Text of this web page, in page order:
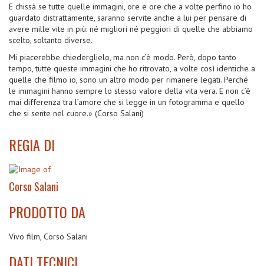
E chissà se tutte quelle immagini, ore e ore che a volte perfino io ho
guardato distrattamente, saranno servite anche a lui per pensare di
avere mille vite in più: né migliori né peggiori di quelle che abbiamo
scelto, soltanto diverse.
Mi piacerebbe chiederglielo, ma non c’è modo. Però, dopo tanto
tempo, tutte queste immagini che ho ritrovato, a volte così identiche a
quelle che filmo io, sono un altro modo per rimanere legati. Perché
le immagini hanno sempre lo stesso valore della vita vera. E non c’è
mai differenza tra l’amore che si legge in un fotogramma e quello
che si sente nel cuore.» (Corso Salani)
REGIA DI
Corso Salani
PRODOTTO DA
Vivo film, Corso Salani